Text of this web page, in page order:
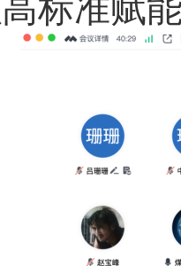
标准赋